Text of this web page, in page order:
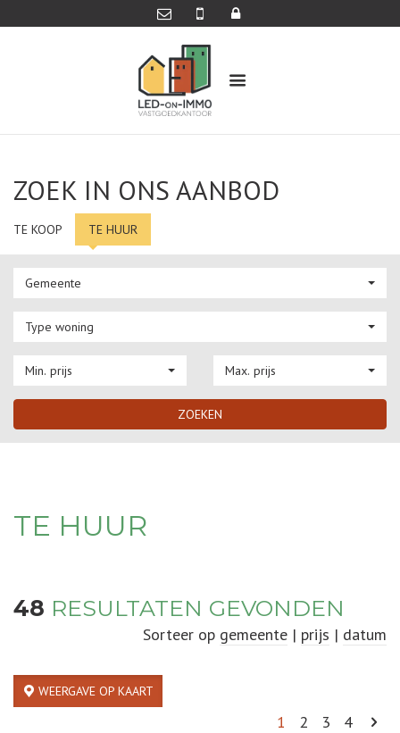
ZOEK IN ONS AANBOD
Gemeente
Type woning
Min. prijs Max. prijs
ZOEKEN
TE KOOP TE HUUR
TE HUUR
48 RESULTATEN GEVONDEN
Sorteer op gemeente | prijs | datum
WEERGAVE OP KAART
1 2 3 4